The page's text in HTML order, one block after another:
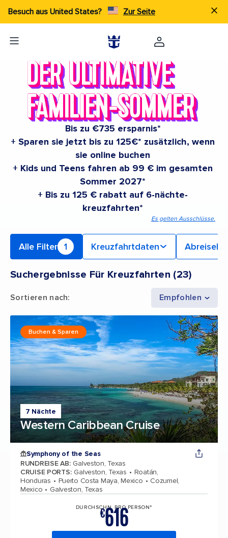
Besuch aus United States? Zur Seite
Bis zu €735 ersparnis*
+ Sparen sie jetzt bis zu 125€* zusätzlich, wenn
sie online buchen
+ Kids und Teens fahren ab 99 € im gesamten
Sommer 2027*
+ Bis zu 125 € rabatt auf 6-nächte-
kreuzfahrten*
Es gelten Ausschlüsse.
Alle Filter 1 Kreuzfahrtdaten
Suchergebnisse Für Kreuzfahrten (23)
Sortieren nach: Empfohlen
7 Nächte
Western Caribbean Cruise
Buchen & Sparen
Symphony of the Seas
RUNDREISE AB: Galveston, Texas
CRUISE PORTS: Galveston, Texas
Roatán,
Honduras
Puerto Costa Maya, Mexico
Cozumel,
Mexico
Galveston, Texas
DURCHSCHN. PRO PERSON*
€616